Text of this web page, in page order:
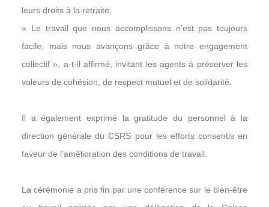
leurs droits à la retraite.
« Le travail que nous accomplissons n’est pas toujours
facile, mais nous avançons grâce à notre engagement
collectif », a-t-il affirmé, invitant les agents à préserver les
valeurs de cohésion, de respect mutuel et de solidarité.
Il a également exprimé la gratitude du personnel à la
direction générale du CSRS pour les efforts consentis en
faveur de l’amélioration des conditions de travail.
La cérémonie a pris fin par une conférence sur le bien-être